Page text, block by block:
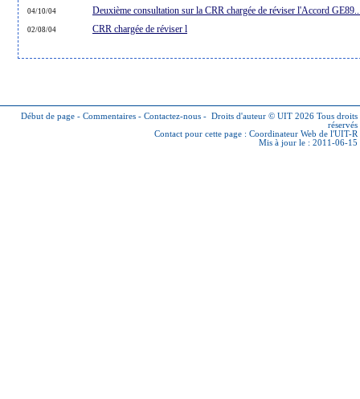
04/10/04 Deuxième consultation sur la CRR chargée de réviser l'Accord
02/08/04 CRR chargée de réviser l
Début de page - Commentaires - Contactez-nous - Droits d'auteur © UIT 2026 Tous droits
réservés
Contact pour cette page : Coordinateur Web de l'UIT-R
Mis à jour le : 2011-06-15